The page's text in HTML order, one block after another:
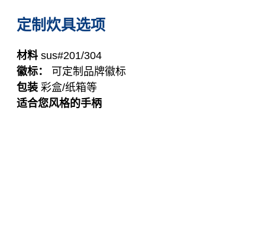
定制炊具选项
材料 sus#201/304
徽标：
可定制品牌徽标
包装 彩盒/纸箱等
适合您风格的手柄